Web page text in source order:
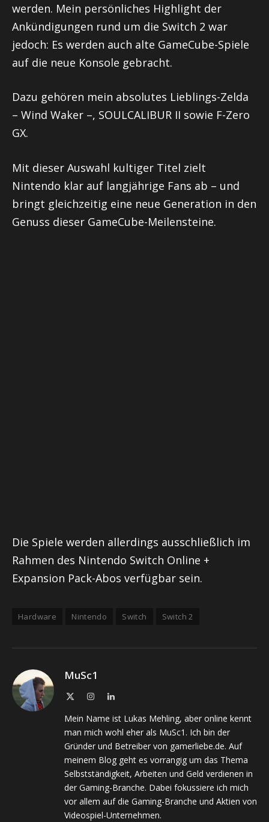
werden. Mein persönliches Highlight der
Ankündigungen rund um die Switch 2 war
jedoch: Es werden auch alte GameCube-Spiele
auf die neue Konsole gebracht.
Dazu gehören mein absolutes Lieblings-Zelda
– Wind Waker –, SOULCALIBUR II sowie F-Zero
GX.
Mit dieser Auswahl kultiger Titel zielt
Nintendo klar auf langjährige Fans ab – und
bringt gleichzeitig eine neue Generation in den
Genuss dieser GameCube-Meilensteine.
Die Spiele werden allerdings ausschließlich im
Rahmen des Nintendo Switch Online +
Expansion Pack-Abos verfügbar sein.
Hardware Nintendo Switch Switch 2
MuSc1
InstagramLinkedIn
Mein Name ist Lukas Mehling, aber online kennt
man mich wohl eher als MuSc1. Ich bin der
Gründer und Betreiber von gamerliebe.de. Auf
meinem Blog geht es vorrangig um das Thema
Selbstständigkeit, Arbeiten und Geld verdienen in
der Gaming-Branche. Dabei fokussiere ich mich
vor allem auf die Gaming-Branche und Aktien von
Videospiel-Unternehmen.